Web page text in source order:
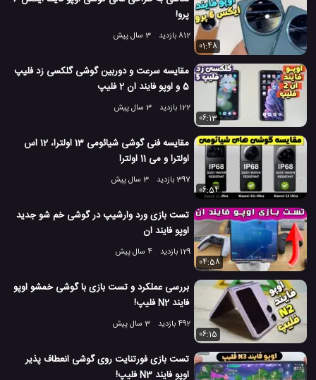
پرو!
812 بازدید
3 سال پیش
01:48
مقایسه سرعت و دوربین گوشی گلکسی زد فلیپ
5 و اوپو فایند ان 2 فلیپ
122 بازدید
3 سال پیش
06:13
مقایسه فنی گوشی شیائومی 13 اولترا، 12 اس
اولترا و می 11 اولترا
397 بازدید
3 سال پیش
06:54
تست بازی ورد وارشیپ در گوشی خم شو جدید
اوپو فایند ان
129 بازدید
4 سال پیش
04:58
بررسی عملکرد و تست بازی با گوشی خمشو اوپو
فایند N2 فلیپ!
492 بازدید
3 سال پیش
06:15
تست بازی فورتنایت روی گوشی انعطاف پذیر
اوپو فایند N3 فلیپ!